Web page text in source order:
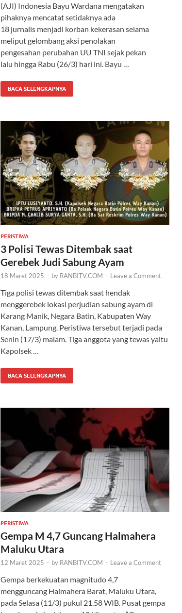
(AJI) Indonesia Bayu Wardana mengatakan
pihaknya mencatat setidaknya ada
18 jurnalis menjadi korban kekerasan selama
meliput gelombang aksi penolakan
pengesahan perubahan UU TNI sejak pekan
lalu hingga Rabu (26/3) hari ini. Bayu …
BACA SELENGKAPNYA
PERISTIWA
3 Polisi Tewas Ditembak saat
Gerebek Judi Sabung Ayam
18 Maret 2025 - by RANBITV.COM - Leave a Comment
Tiga polisi tewas ditembak saat hendak
menggerebek lokasi perjudian sabung ayam di
Karang Manik, Negara Batin, Kabupaten Way
Kanan, Lampung. Peristiwa tersebut terjadi pada
Senin (17/3) malam. Tiga anggota yang tewas yaitu
Kapolsek …
BACA SELENGKAPNYA
PERISTIWA
Gempa M 4,7 Guncang Halmahera
Maluku Utara
12 Maret 2025 - by RANBITV.COM - Leave a Comment
Gempa berkekuatan magnitudo 4,7
mengguncang Halmahera Barat, Maluku Utara,
pada Selasa (11/3) pukul 21.58 WIB. Pusat gempa